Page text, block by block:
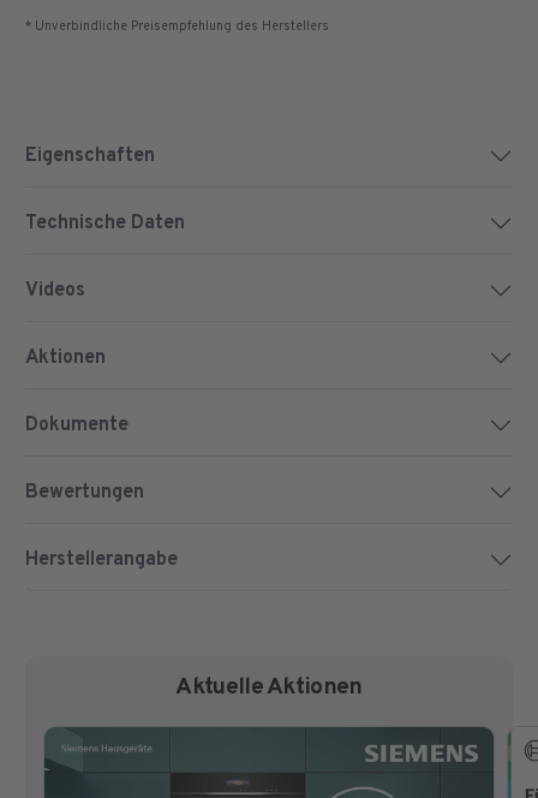
* Unverbindliche Preisempfehlung des Herstellers
Eigenschaften
Technische Daten
Videos
Aktionen
Dokumente
Bewertungen
Herstellerangabe
Aktuelle Aktionen